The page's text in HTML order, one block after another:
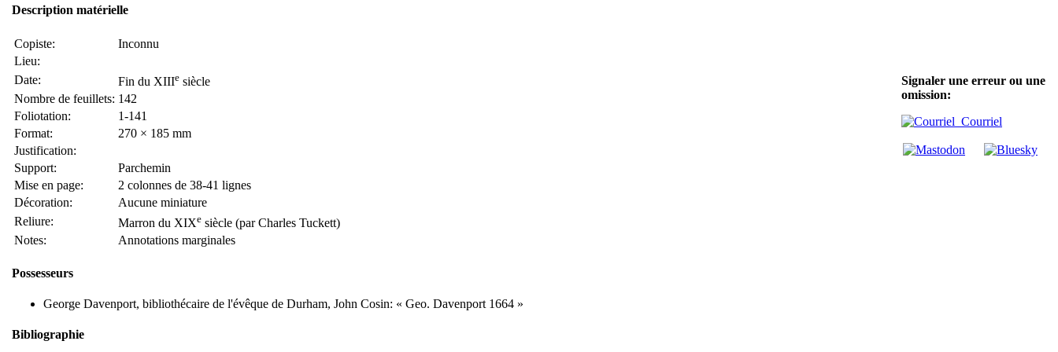
Description matérielle
Copiste:
Inconnu
Lieu:
Date:
Fin du XIIIe siècle
Nombre de feuillets: 142
Foliotation:
1-141
Format:
270 × 185 mm
Justification:
Support:
Parchemin
Mise en page:
2 colonnes de 38-41 lignes
Décoration:
Aucune miniature
Reliure:
Marron du XIXe siècle (par Charles Tuckett)
Notes:
Annotations marginales
Possesseurs
George Davenport, bibliothécaire de l'évêque de Durham, John Cosin: « Geo. Davenport 1664 »
Bibliographie
Signaler une erreur ou une
omission:
Courriel